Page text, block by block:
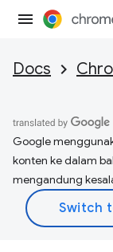
Docs
Google
konten ke dalam
mengandung